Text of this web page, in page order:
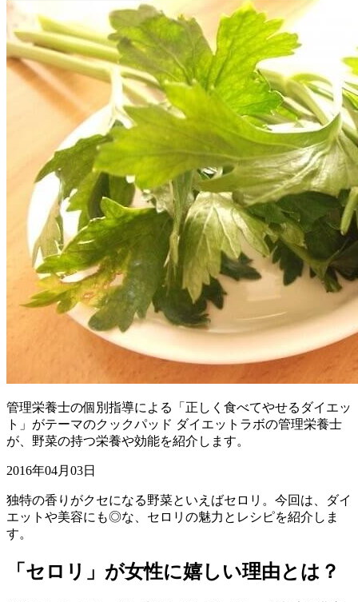
管理栄養士の個別指導による「正しく食べてやせるダイエッ
ト」がテーマのクックパッド ダイエットラボの管理栄養士
が、野菜の持つ栄養や効能を紹介します。
2016年04月03日
独特の香りがクセになる野菜といえばセロリ。今回は、ダイ
エットや美容にも◎な、セロリの魅力とレシピを紹介しま
す。
「セロリ」が女性に嬉しい理由とは？